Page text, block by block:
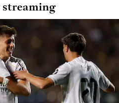
streaming